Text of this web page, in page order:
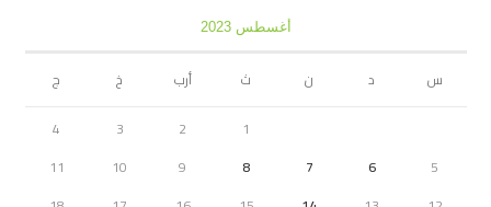
أغسطس 2023
س د ن ث أرب خ
ج
1
2
3
4
5
6
7
8
9
10
11